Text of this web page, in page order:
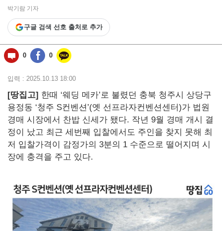
동)
박기람 기자
구글 검색 선호 출처로 추가
0 0
입력 : 2025.10.13 18:00
[땅집고] 한때 ‘웨딩 메카’로 불렸던 충북 청주시 상당구
용정동 ‘청주 S컨벤션’(옛 선프라자컨벤션센터)가 법원
경매 시장에서 찬밥 신세가 됐다. 작년 9월 경매 개시 결
정이 났고 최근 세번째 입찰에서도 주인을 찾지 못해 최
저 입찰가격이 감정가의 3분의 1 수준으로 떨어지며 시
장에 충격을 주고 있다.